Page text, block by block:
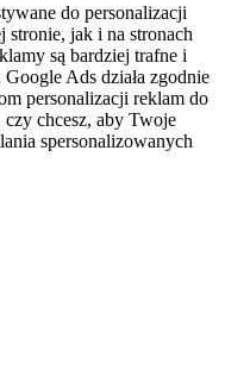
do personalizacji
stronie, jak i na stronach
są bardziej trafne i
Ads działa zgodnie
personalizacji reklam do
chcesz, aby Twoje
spersonalizowanych